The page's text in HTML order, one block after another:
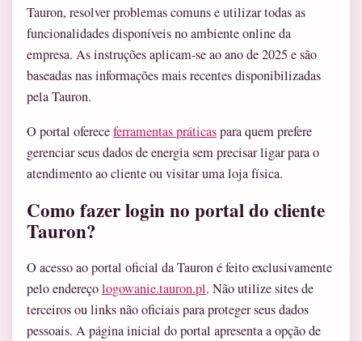
Tauron, resolver problemas comuns e utilizar todas as
funcionalidades disponíveis no ambiente online da
empresa. As instruções aplicam-se ao ano de 2025 e são
baseadas nas informações mais recentes disponibilizadas
pela Tauron.
O portal ofereceferramentas práticaspara quem prefere
gerenciar seus dados de energia sem precisar ligar para o
atendimento ao cliente ou visitar uma loja física.
Como fazer login no portal do cliente
Tauron?
O acesso ao portal oficial da Tauron é feito exclusivamente
pelo endereçologowanie.tauron.pl. Não utilize sites de
terceiros ou links não oficiais para proteger seus dados
pessoais. A página inicial do portal apresenta a opção de